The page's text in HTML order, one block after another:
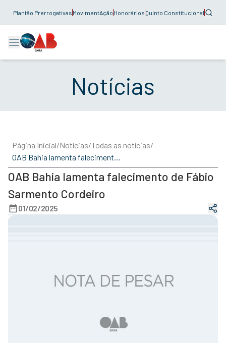
Plantão Prerrogativas MovimentAção Honorários Quinto Constitucional
Notícias
Página Inicial/Notícias/Todas as notícias/
OAB Bahia lamenta falecimento de Fábio
Sarmento Cordeiro
01/02/2025